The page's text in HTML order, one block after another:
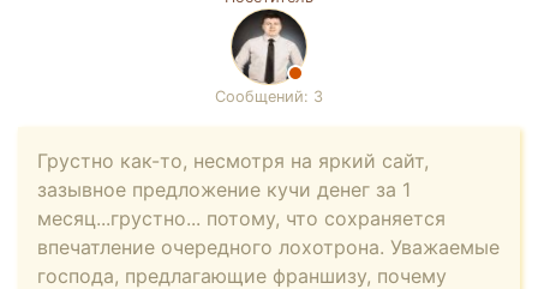
Сообщений: 3
Грустно как-то, несмотря на яркий сайт,
зазывное предложение кучи денег за 1
месяц...грустно... потому, что сохраняется
впечатление очередного лохотрона. Уважаемые
господа, предлагающие франшизу, почему